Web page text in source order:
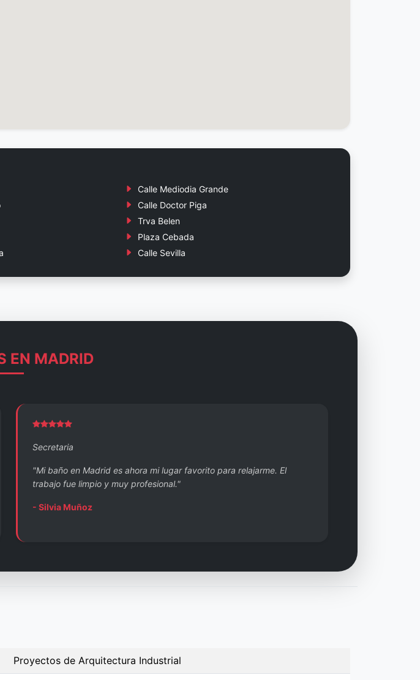
Calle Mediodia Grande
Calle Doctor Piga
Trva Belen
Plaza Cebada
Calle Sevilla
EN MADRID
Secretaria
"Mi baño en Madrid es ahora mi lugar favorito para relajarme. El
trabajo fue limpio y muy profesional."
- Silvia Muñoz
Proyectos de Arquitectura Industrial